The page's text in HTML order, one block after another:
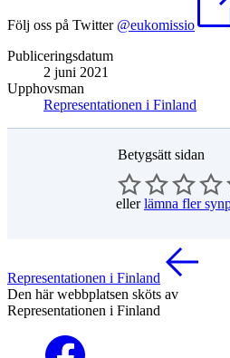
Följ oss på Twitter @eukomissio
Publiceringsdatum
2 juni 2021
Upphovsman
Representationen i Finland
Betygsätt sidan
ellerlämna fler
Representationen i Finland
Den här webbplatsen sköts av
Representationen i Finland